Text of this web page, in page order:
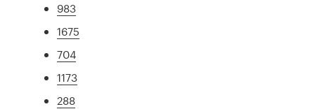
983
1675
704
1173
288